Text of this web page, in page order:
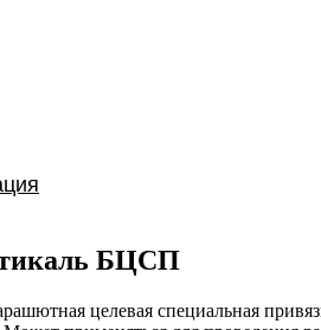
БЦСП
целевая специальная